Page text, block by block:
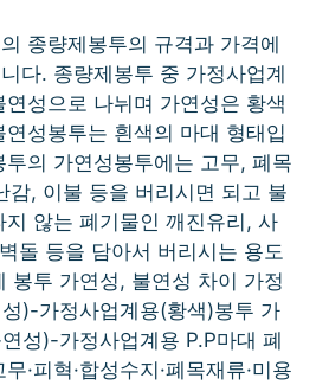
종량제봉투의 규격과 가격에
다. 종량제봉투 중 가정사업계
성으로 나뉘며 가연성은 황색
성봉투는 흰색의 마대 형태입
의 가연성봉투에는 고무, 폐목
감, 이불 등을 버리시면 되고 불
지 않는 폐기물인 깨진유리, 사
돌 등을 담아서 버리시는 용도
봉투 가연성, 불연성 차이 가정
)-가정사업계용(황색)봉투 가
성)-가정사업계용 P.P마대 폐
·피혁·합성수지·폐목재류·미용